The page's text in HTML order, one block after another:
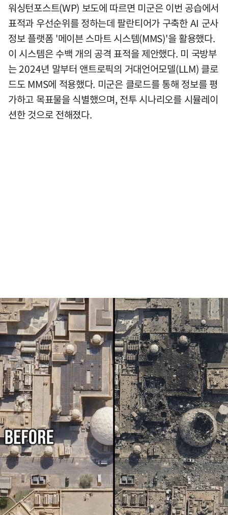
워싱턴포스트(WP) 보도에 따르면 미군은 이번 공습에서
표적과 우선순위를 정하는데 팔란티어가 구축한 AI 군사
정보 플랫폼 '메이븐 스마트 시스템(MMS)'을 활용했다.
이 시스템은 수백 개의 공격 표적을 제안했다. 미 국방부
는 2024년 말부터 앤트로픽의 거대언어모델(LLM) 클로
드도 MMS에 적용했다. 미군은 클로드를 통해 정보를 평
가하고 목표물을 식별했으며, 전투 시나리오를 시뮬레이
션한 것으로 전해졌다.